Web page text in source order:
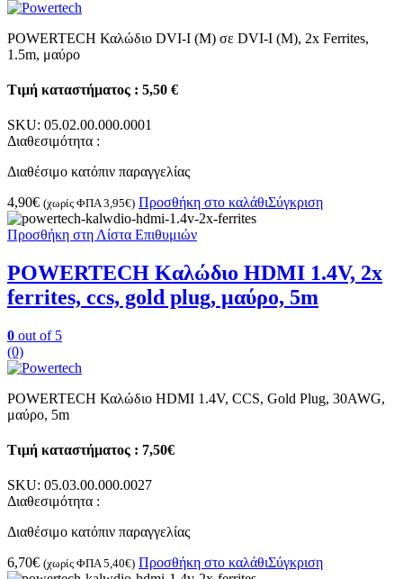
POWERTECH Καλώδιο DVI-I (M) σε DVI-I (M), 2x Ferrites,
1.5m, μαύρο
Τιμή καταστήματος : 5,50 €
SKU: 05.02.00.000.0001
Διαθεσιμότητα :
Διαθέσιμο κατόπιν παραγγελίας
4,90€ (χωρίς ΦΠΑ3,95€) Προσθήκη στο καλάθιΣύγκριση
Προσθήκη στη Λίστα Επιθυμιών
POWERTECH Καλώδιο HDMI 1.4V, 2x
ferrites, ccs, gold plug, μαύρο, 5m
0 out of 5
(0)
POWERTECH Καλώδιο HDMI 1.4V, CCS, Gold Plug, 30AWG,
μαύρο, 5m
Τιμή καταστήματος : 7,50€
SKU: 05.03.00.000.0027
Διαθεσιμότητα :
Διαθέσιμο κατόπιν παραγγελίας
6,70€ (χωρίς ΦΠΑ5,40€) Προσθήκη στο καλάθιΣύγκριση